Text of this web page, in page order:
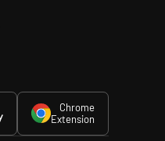
Chrome
Extension